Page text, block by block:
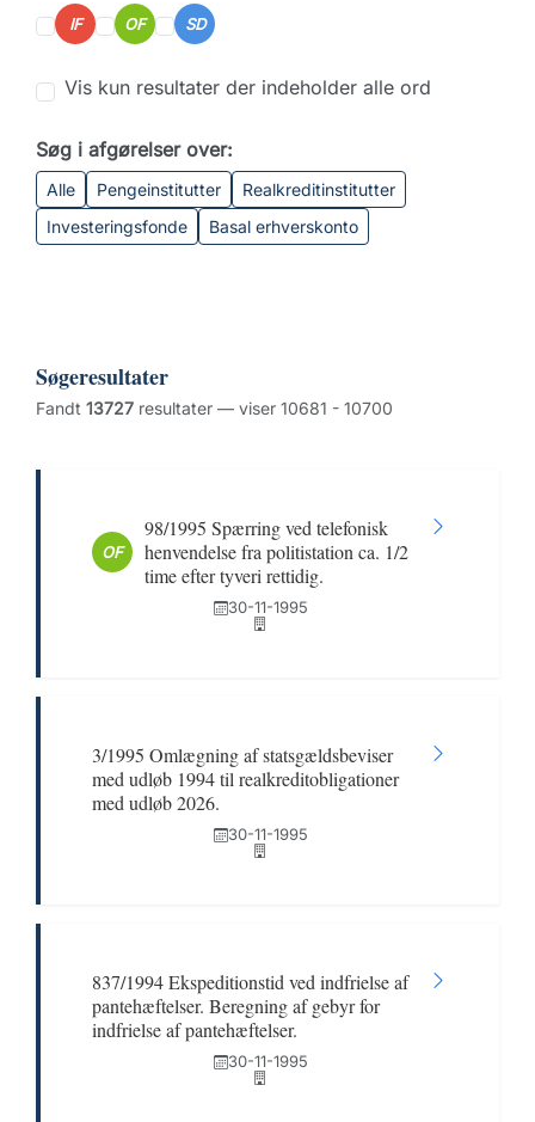
IF OF SD
Vis kun resultater der indeholder alle ord
Søg i afgørelser over:
Alle Pengeinstitutter
Realkreditinstitutter
Investeringsfonde
Basal erhverskonto
Søgeresultater
Fandt 13727 resultater — viser 10681 - 10700
OF
98/1995 Spærring ved telefonisk
henvendelse fra politistation ca. 1/2
time efter tyveri rettidig.
30-11-1995
3/1995 Omlægning af statsgældsbeviser
med udløb 1994 til realkreditobligationer
med udløb 2026.
30-11-1995
837/1994 Ekspeditionstid ved indfrielse af
pantehæftelser. Beregning af gebyr for
indfrielse af pantehæftelser.
30-11-1995